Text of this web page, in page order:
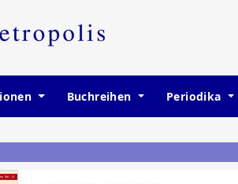
Buchreihen Periodika